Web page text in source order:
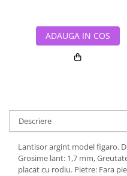
ADAUGA IN COS
Descriere
Lantisor argint model figaro.
Grosime lant: 1,7 mm,
placat cu rodiu. Pietre: Fara